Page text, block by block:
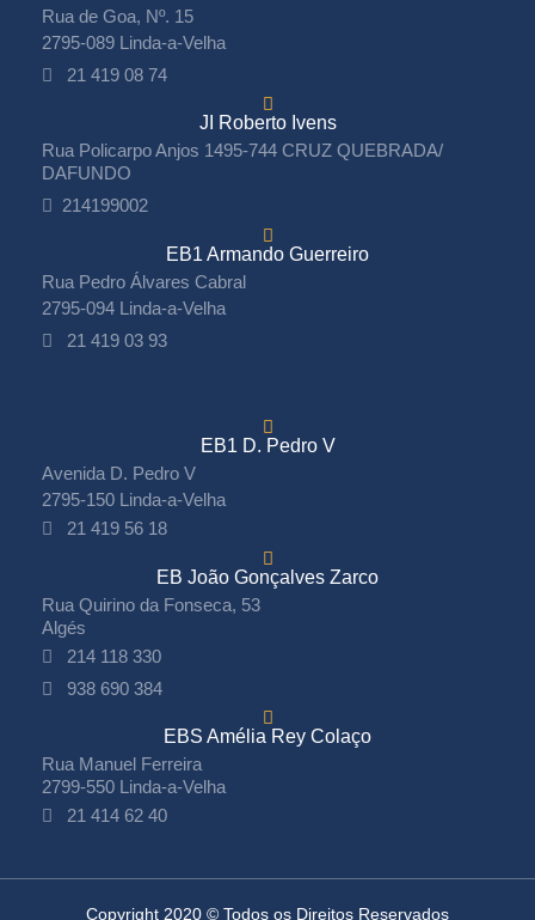
Rua de Goa, Nº. 15
2795-089 Linda-a-Velha
21 419 08 74
JI Roberto Ivens
Rua Policarpo Anjos 1495-744 CRUZ QUEBRADA/
DAFUNDO
214199002
EB1 Armando Guerreiro
Rua Pedro Álvares Cabral
2795-094 Linda-a-Velha
21 419 03 93
EB1 D. Pedro V
Avenida D. Pedro V
2795-150 Linda-a-Velha
21 419 56 18
EB João Gonçalves Zarco
Rua Quirino da Fonseca, 53
Algés
214 118 330
938 690 384
EBS Amélia Rey Colaço
Rua Manuel Ferreira
2799-550 Linda-a-Velha
21 414 62 40
Copyright 2020 © Todos os Direitos Reservados